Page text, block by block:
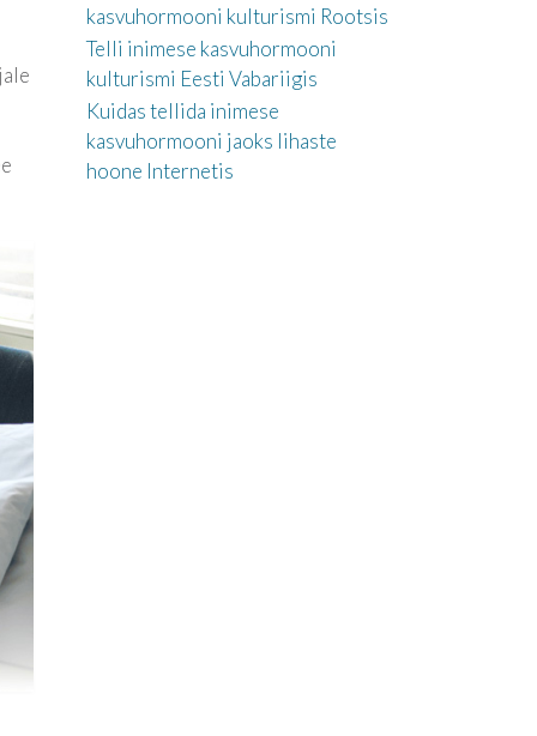
kasvuhormooni kulturismi Rootsis
Telli inimese kasvuhormooni
kulturismi Eesti Vabariigis
Kuidas tellida inimese
kasvuhormooni jaoks lihaste
hoone Internetis